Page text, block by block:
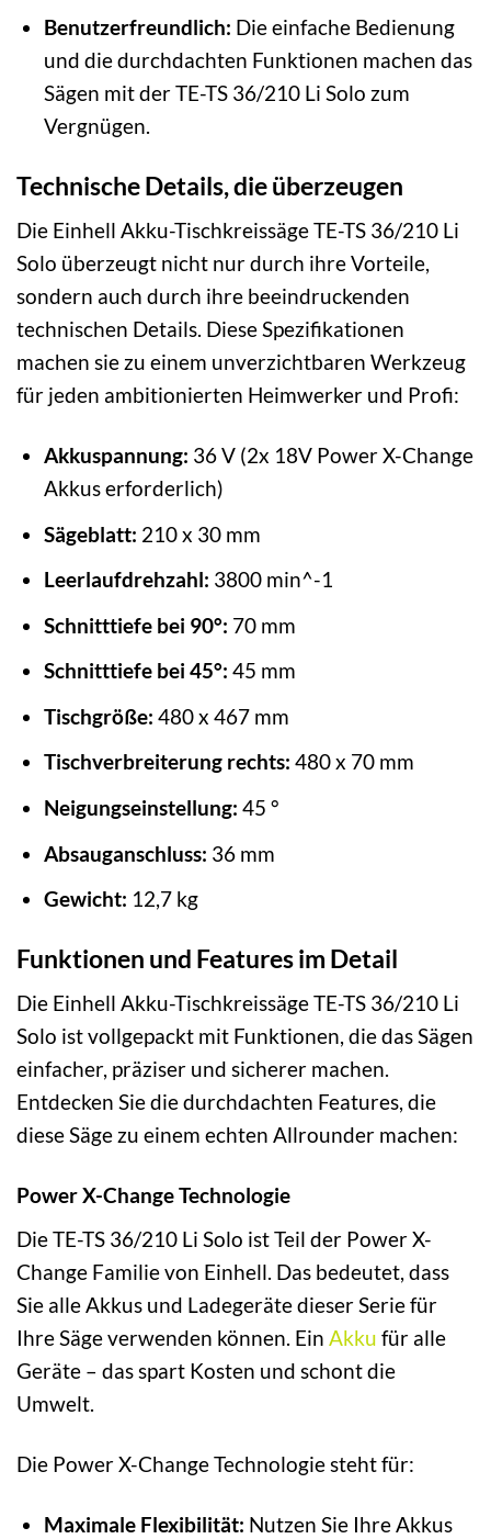
Benutzerfreundlich: Die einfache Bedienung
und die durchdachten Funktionen machen das
Sägen mit der TE-TS 36/210 Li Solo zum
Vergnügen.
Technische Details, die überzeugen
Die Einhell Akku-Tischkreissäge TE-TS 36/210 Li
Solo überzeugt nicht nur durch ihre Vorteile,
sondern auch durch ihre beeindruckenden
technischen Details. Diese Spezifikationen
machen sie zu einem unverzichtbaren Werkzeug
für jeden ambitionierten Heimwerker und Profi:
Akkuspannung: 36 V (2x 18V Power X-Change
Akkus erforderlich)
Sägeblatt: 210 x 30 mm
Leerlaufdrehzahl: 3800 min^-1
Schnitttiefe bei 90°: 70 mm
Schnitttiefe bei 45°: 45 mm
Tischgröße: 480 x 467 mm
Tischverbreiterung rechts: 480 x 70 mm
Neigungseinstellung: 45 °
Absauganschluss: 36 mm
Gewicht: 12,7 kg
Funktionen und Features im Detail
Die Einhell Akku-Tischkreissäge TE-TS 36/210 Li
Solo ist vollgepackt mit Funktionen, die das Sägen
einfacher, präziser und sicherer machen.
Entdecken Sie die durchdachten Features, die
diese Säge zu einem echten Allrounder machen:
Power X-Change Technologie
Die TE-TS 36/210 Li Solo ist Teil der Power X-
Change Familie von Einhell. Das bedeutet, dass
Sie alle Akkus und Ladegeräte dieser Serie für
Ihre Säge verwenden können. Ein Akku für alle
Geräte – das spart Kosten und schont die
Umwelt.
Die Power X-Change Technologie steht für:
Maximale Flexibilität: Nutzen Sie Ihre Akkus